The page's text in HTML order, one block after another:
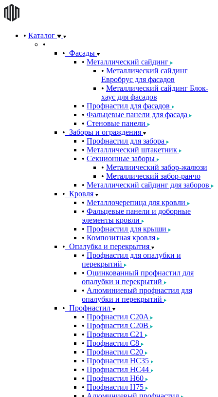
Каталог
Фасады
Металлический сайдинг
Металлический сайдинг
Евробрус для фасадов
Металлический сайдинг Блок-
хаус для фасадов
Профнастил для фасадов
Фальцевые панели для фасада
Стеновые панели
Заборы и ограждения
Профнастил для забора
Металлический штакетник
Секционные заборы
Металиический забор-жалюзи
Металлический забор-ранчо
Металлический сайдинг для заборов
Кровля
Металлочерепица для кровли
Фальцевые панели и доборные
элементы кровли
Профнастил для крыши
Композитная кровля
Опалубка и перекрытия
Профнастил для опалубки и
перекрытий
Оцинкованный профнастил для
опалубки и перекрытий
Алюминиевый профнастил для
опалубки и перекрытий
Профнастил
Профнастил С20A
Профнастил С20B
Профнастил С21
Профнастил С8
Профнастил С20
Профнастил НС35
Профнастил НС44
Профнастил Н60
Профнастил Н75